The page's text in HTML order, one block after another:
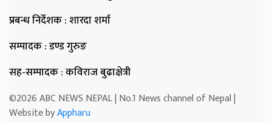
प्रबन्ध निर्देशक: शारदा शर्मा
सम्पादक: डण्ड गुरुङ
सह-सम्पादक: कविराज बुढाक्षेत्री
©2026 ABC NEWS NEPAL | No.1 News channel of Nepal |
Website byAppharu